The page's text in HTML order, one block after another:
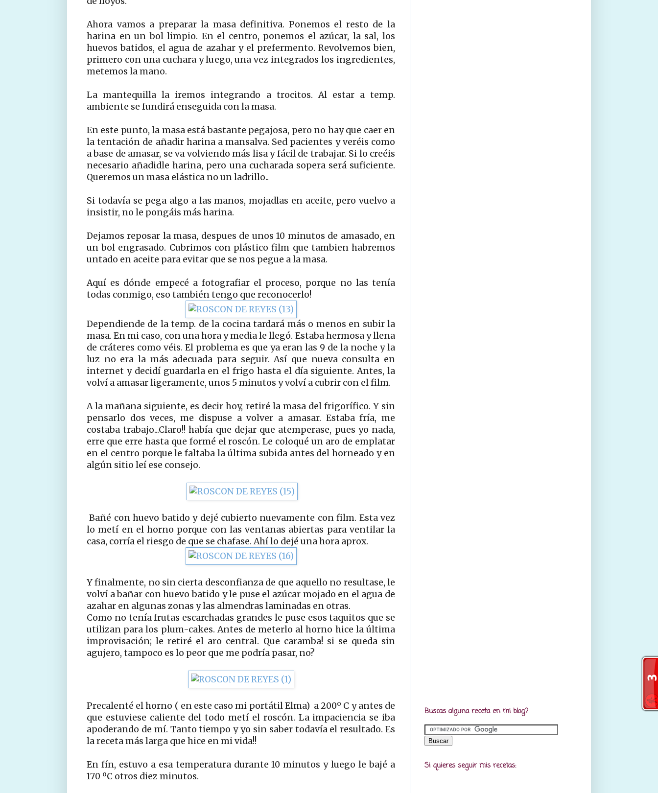
Ahora vamos a preparar la masa definitiva. Ponemos el resto de la
harina en un bol limpio. En el centro, ponemos el azúcar, la sal, los
huevos batidos, el agua de azahar y el prefermento. Revolvemos bien,
primero con una cuchara y luego, una vez integrados los ingredientes,
metemos la mano.
La mantequilla la iremos integrando a trocitos. Al estar a temp.
ambiente se fundirá enseguida con la masa.
En este punto, la masa está bastante pegajosa, pero no hay que caer en
la tentación de añadir harina a mansalva. Sed pacientes y veréis como
a base de amasar, se va volviendo más lisa y fácil de trabajar. Si lo creéis
necesario añadidle harina, pero una cucharada sopera será suficiente.
Queremos un masa elástica no un ladrillo..
Si todavía se pega algo a las manos, mojadlas en aceite, pero vuelvo a
insistir, no le pongáis más harina.
Dejamos reposar la masa, despues de unos 10 minutos de amasado, en
un bol engrasado. Cubrimos con plástico film que tambien habremos
untado en aceite para evitar que se nos pegue a la masa.
Aquí es dónde empecé a fotografiar el proceso, porque no las tenía
todas conmigo, eso también tengo que reconocerlo!
Dependiende de la temp. de la cocina tardará más o menos en subir la
masa. En mi caso, con una hora y media le llegó. Estaba hermosa y llena
de cráteres como véis. El problema es que ya eran las 9 de la noche y la
luz no era la más adecuada para seguir. Así que nueva consulta en
internet y decidí guardarla en el frigo hasta el día siguiente. Antes, la
volví a amasar ligeramente, unos 5 minutos y volví a cubrir con el film.
A la mañana siguiente, es decir hoy, retiré la masa del frigorífico. Y sin
pensarlo dos veces, me dispuse a volver a amasar. Estaba fría, me
costaba trabajo...Claro!! había que dejar que atemperase, pues yo nada,
erre que erre hasta que formé el roscón. Le coloqué un aro de emplatar
en el centro porque le faltaba la última subida antes del horneado y en
algún sitio leí ese consejo.
Bañé con huevo batido y dejé cubierto nuevamente con film. Esta vez
lo metí en el horno porque con las ventanas abiertas para ventilar la
casa, corría el riesgo de que se chafase. Ahí lo dejé una hora aprox.
Y finalmente, no sin cierta desconfianza de que aquello no resultase, le
volví a bañar con huevo batido y le puse el azúcar mojado en el agua de
azahar en algunas zonas y las almendras laminadas en otras.
Como no tenía frutas escarchadas grandes le puse esos taquitos que se
utilizan para los plum-cakes. Antes de meterlo al horno hice la última
improvisación; le retiré el aro central. Que caramba! si se queda sin
agujero, tampoco es lo peor que me podría pasar, no?
Precalenté el horno ( en este caso mi portátil Elma) a 200º C y antes de
que estuviese caliente del todo metí el roscón. La impaciencia se iba
apoderando de mí. Tanto tiempo y yo sin saber todavía el resultado. Es
la receta más larga que hice en mi vida!!
En fín, estuvo a esa temperatura durante 10 minutos y luego le bajé a
170 ºC otros diez minutos.
Buscas alguna receta en mi blog?
Si quieres seguir mis recetas: